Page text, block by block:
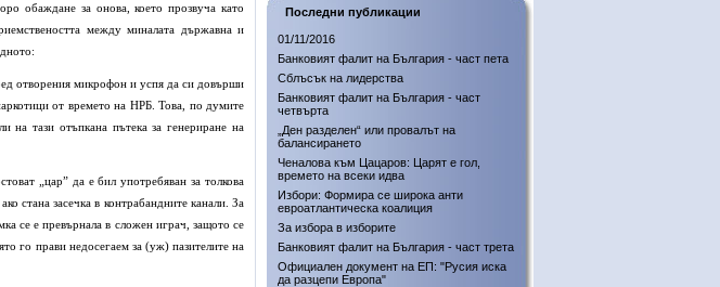
обаждане за онова, което прозвуча като
между миналата държавна и
отворения микрофон и успя да си довърши
от времето на НРБ. Това, по думите
на тази отъпкана пътека за генериране на
„цар” да е бил употребяван за толкова
стана засечка в контрабандните канали. За
се е превърнала в сложен играч, защото се
го прави недосегаем за (уж) пазителите на
Последни публикации
01/11/2016
Банковият фалит на България - част пета
Сблъсък на лидерства
Банковият фалит на България - част
четвърта
„Ден разделен“ или провалът на
балансирането
Ченалова към Цацаров: Царят е гол,
времето на всеки идва
Избори: Формира се широка анти
евроатлантическа коалиция
За избора в изборите
Банковият фалит на България - част трета
Официален документ на ЕП: "Русия иска
да разцепи Европа"